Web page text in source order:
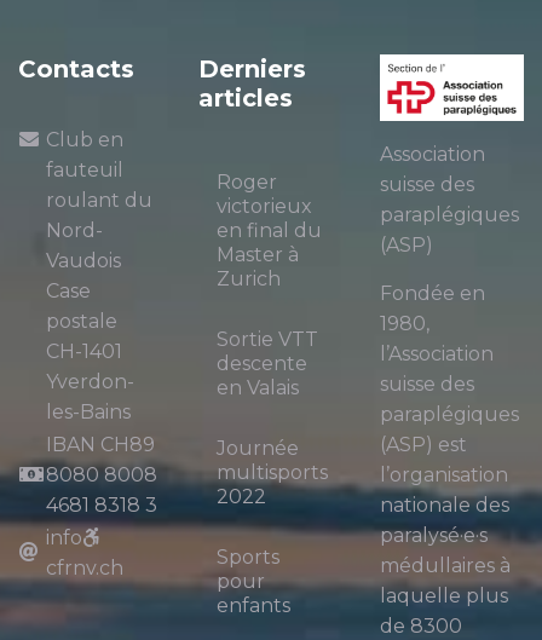
Contacts
Club en
fauteuil
roulant du
Nord-
Vaudois
Case
postale
CH-1401
Yverdon-
les-Bains
IBAN CH89
8080 8008
4681 8318 3
info
cfrnv.ch
Derniers
articles
Roger
victorieux
en final du
Master à
Zurich
Sortie VTT
descente
en Valais
Journée
multisports
2022
Sports
pour
enfants
Association
suisse des
paraplégiques
(ASP)
Fondée en
1980,
l’Association
suisse des
paraplégiques
(ASP) est
l’organisation
nationale des
paralysé·e·s
médullaires à
laquelle plus
de 8300